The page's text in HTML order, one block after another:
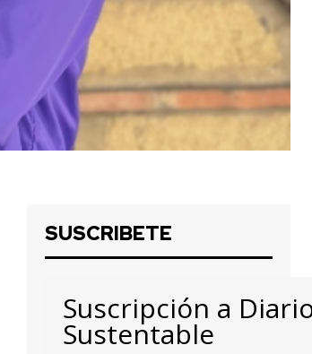
SUSCRIBETE
Suscripción a
Sustentable